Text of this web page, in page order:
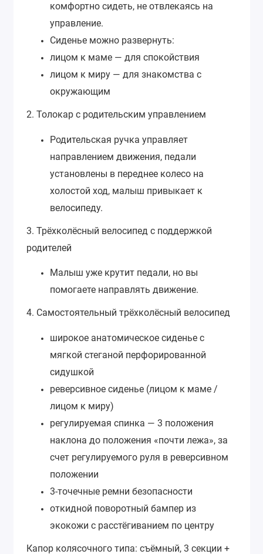
комфортно сидеть, не отвлекаясь на
управление.
Сиденье можно развернуть:
лицом к маме — для спокойствия
лицом к миру — для знакомства с
окружающим
2. Толокар с родительским управлением
Родительская ручка управляет
направлением движения, педали
установлены в переднее колесо на
холостой ход, малыш привыкает к
велосипеду.
3. Трёхколёсный велосипед с поддержкой
родителей
Малыш уже крутит педали, но вы
помогаете направлять движение.
4. Самостоятельный трёхколёсный велосипед
широкое анатомическое сиденье с
мягкой стеганой перфорированной
сидушкой
реверсивное сиденье (лицом к маме /
лицом к миру)
регулируемая спинка — 3 положения
наклона до положения «почти лежа», за
счет регулируемого руля в реверсивном
положении
3-точечные ремни безопасности
откидной поворотный бампер из
экокожи с расстёгиванием по центру
Капор колясочного типа: съёмный, 3 секции +